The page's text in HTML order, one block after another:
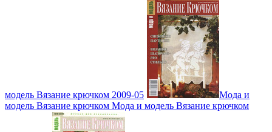
модель Вязание крючком 2009-05
Мода и
модель Вязание крючком Мода и модель Вязание крючком